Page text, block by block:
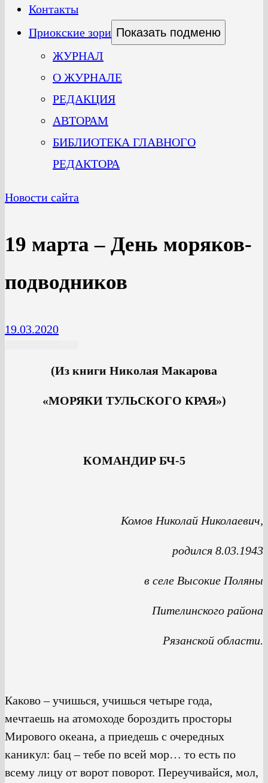
Контакты
Приокские зори Показать подменю
ЖУРНАЛ
О ЖУРНАЛЕ
РЕДАКЦИЯ
АВТОРАМ
БИБЛИОТЕКА ГЛАВНОГО
РЕДАКТОРА
Новости сайта
19 марта – День моряков-
подводников
19.03.2020
(Из книги Николая Макарова
«МОРЯКИ ТУЛЬСКОГО КРАЯ»)
КОМАНДИР БЧ-5
Комов Николай Николаевич,
родился 8.03.1943
в селе Высокие Поляны
Пителинского района
Рязанской области.
Каково – учишься, учишься четыре года,
мечтаешь на атомоходе бороздить просторы
Мирового океана, а приедешь с очередных
каникул: бац – тебе по всей мор… то есть по
всему лицу от ворот поворот. Переучивайся, мол,